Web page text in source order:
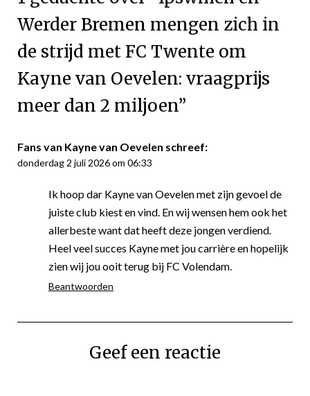
Werder Bremen mengen zich in
de strijd met FC Twente om
Kayne van Oevelen: vraagprijs
meer dan 2 miljoen”
Fans van Kayne van Oevelen schreef:
donderdag 2 juli 2026 om 06:33
Ik hoop dar Kayne van Oevelen met zijn gevoel de
juiste club kiest en vind. En wij wensen hem ook het
allerbeste want dat heeft deze jongen verdiend.
Heel veel succes Kayne met jou carrière en hopelijk
zien wij jou ooit terug bij FC Volendam.
Beantwoorden
Geef een reactie